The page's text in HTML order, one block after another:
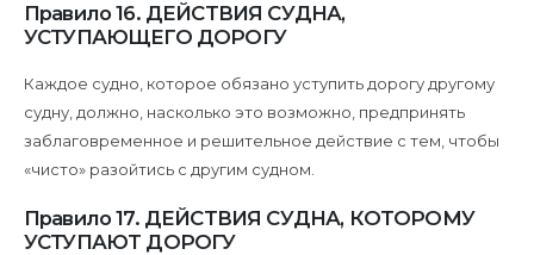
Правило 16. ДЕЙСТВИЯ СУДНА,
УСТУПАЮЩЕГО ДОРОГУ
Каждое судно, которое обязано уступить дорогу другому
судну, должно, насколько это возможно, предпринять
заблаговременное и решительное действие с тем, чтобы
«чисто» разойтись с другим судном.
Правило 17. ДЕЙСТВИЯ СУДНА, КОТОРОМУ
УСТУПАЮТ ДОРОГУ